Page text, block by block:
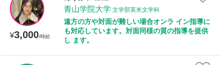
¥3,000/時給
青山学院大学 文学部英米文学科
遠方の方や対面が難しい場合オンラ イン指導に
も対応しています。対面同様の質の指導を提供
し ます。